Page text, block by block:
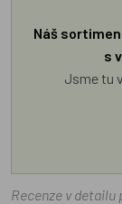
Náš
s
Jsme tu
Recenze v detailu